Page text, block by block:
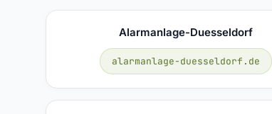
Alarmanlage-Duesseldorf
alarmanlage-duesseldorf.de